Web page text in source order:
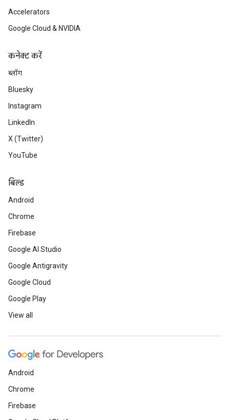
Accelerators
Google Cloud & NVIDIA
कनेक्ट करें
ब्लॉग
Bluesky
Instagram
LinkedIn
X (Twitter)
YouTube
बिल्ड
Android
Chrome
Firebase
Google AI Studio
Google Antigravity
Google Cloud
Google Play
View all
Android
Chrome
Firebase